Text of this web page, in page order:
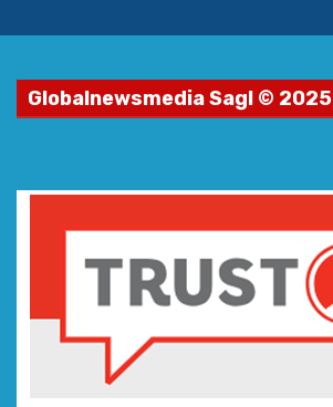
Globalnewsmedia Sagl © 2025